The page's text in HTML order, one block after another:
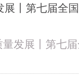
丨第七届全
发展丨第七